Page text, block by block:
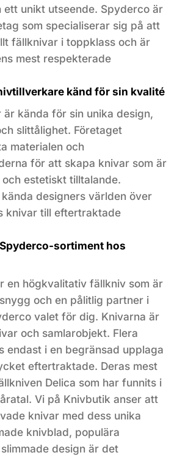
ett unikt utseende. Spyderco är
som specialiserar sig på att
fällknivar i toppklass och är
mest respekterade
känd för sin kvalité
kända för sin unika design,
slittålighet. Företaget
materialen och
för att skapa knivar som är
estetiskt tilltalande.
designers världen över
knivar till eftertraktade
sortiment hos
en högkvalitativ fällkniv som är
och en pålitlig partner i
valet för dig. Knivarna är
och samlarobjekt. Flera
endast i en begränsad upplaga
eftertraktade. Deras mest
Delica som har funnits i
Vi på Knivbutik anser att
knivar med dess unika
knivblad, populära
design är det